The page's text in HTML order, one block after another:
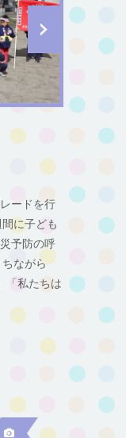
ードを行
に子ども
予防の呼
ながら
「私たちは